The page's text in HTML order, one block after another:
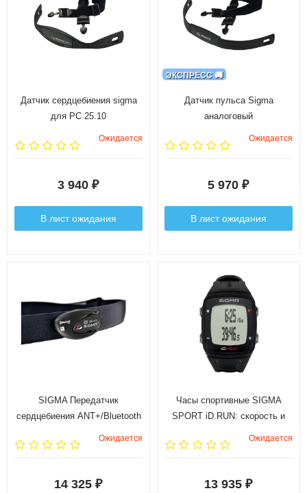
Датчик сердцебиения sigma
для PC 25.10
Ожидается
3 940 ₽
В лист ожидания
Датчик пульса Sigma
аналоговый
Ожидается
5 970 ₽
В лист ожидания
ЭКСПРЕСС 🚚
SIGMA Передатчик
сердцебиения ANT+/Bluetooth
COMFORTEX
Ожидается
14 325 ₽
Часы спортивные SIGMA
SPORT iD.RUN: скорость и
индикатор расстояния,
статистика, личные
Ожидается
13 935 ₽